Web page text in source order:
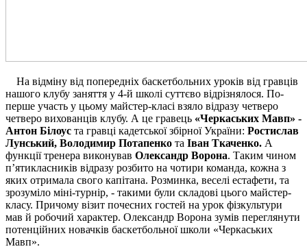
На відміну від попередніх баскетбольних уроків від гравців
нашого клубу заняття у 4-й школі суттєво відрізнялося. По-
перше участь у цьому майстер-класі взяло відразу четверо
четверо вихованців клубу. А це гравець «Черкаських Мавп» -
Антон Білоус та гравці кадетської збірної України: Ростислав
Лунський, Володимир Потапенко та Іван Ткаченко. А
функції тренера виконував Олександр Ворона. Таким чином
п’ятикласників відразу розбито на чотири команда, кожна з
яких отримала свого капітана. Розминка, веселі естафети, та
зрозуміло міні-турнір, - такими були складові цього майстер-
класу. Причому візит почесних гостей на урок фізкультури
мав й робочий характер. Олександр Ворона зумів переглянути
потенційних новачків баскетбольної школи «Черкаських
Мавп».